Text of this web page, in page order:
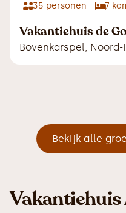
35 personen 7
Vakantiehuis de
Bovenkarspel,
Bekijk alle